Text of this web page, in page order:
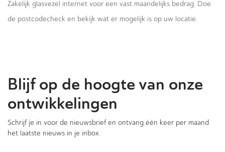
Zakelijk glasvezel internet voor een vast maandelijks bedrag. Doe
de postcodecheck en bekijk wat er mogelijk is op uw locatie.
Blijf op de hoogte van onze
ontwikkelingen
Schrijf je in voor de nieuwsbrief en ontvang één keer per maand
het laatste nieuws in je inbox.